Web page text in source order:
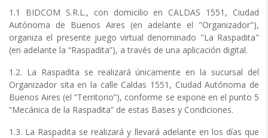
1.1 BIDCOM S.R.L., con domicilio en CALDAS 1551, Ciudad
Autónoma de Buenos Aires (en adelante el "Organizador"),
organiza el presente juego virtual denominado "La Raspadita"
(en adelante la “Raspadita”), a través de una aplicación digital.
1.2. La Raspadita se realizará únicamente en la sucursal del
Organizador sita en la calle Caldas 1551, Ciudad Autónoma de
Buenos Aires (el “Territorio”), conforme se expone en el punto 5
“Mecánica de la Raspadita” de estas Bases y Condiciones.
1.3. La Raspadita se realizará y llevará adelante en los días que